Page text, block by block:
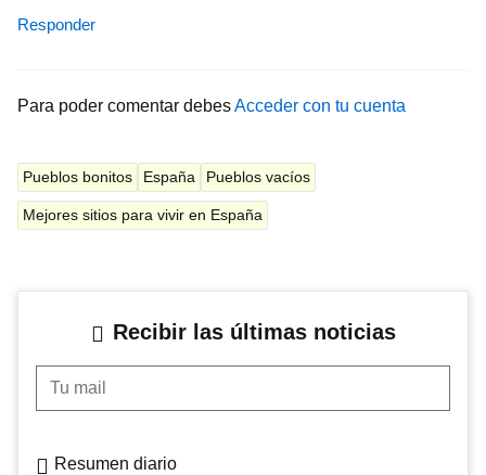
Responder
Para poder comentar debesAcceder con tu cuenta
Pueblos bonitos España Pueblos vacíos
Mejores sitios para vivir en España
Recibir las últimas noticias
Tu mail
Resumen diario